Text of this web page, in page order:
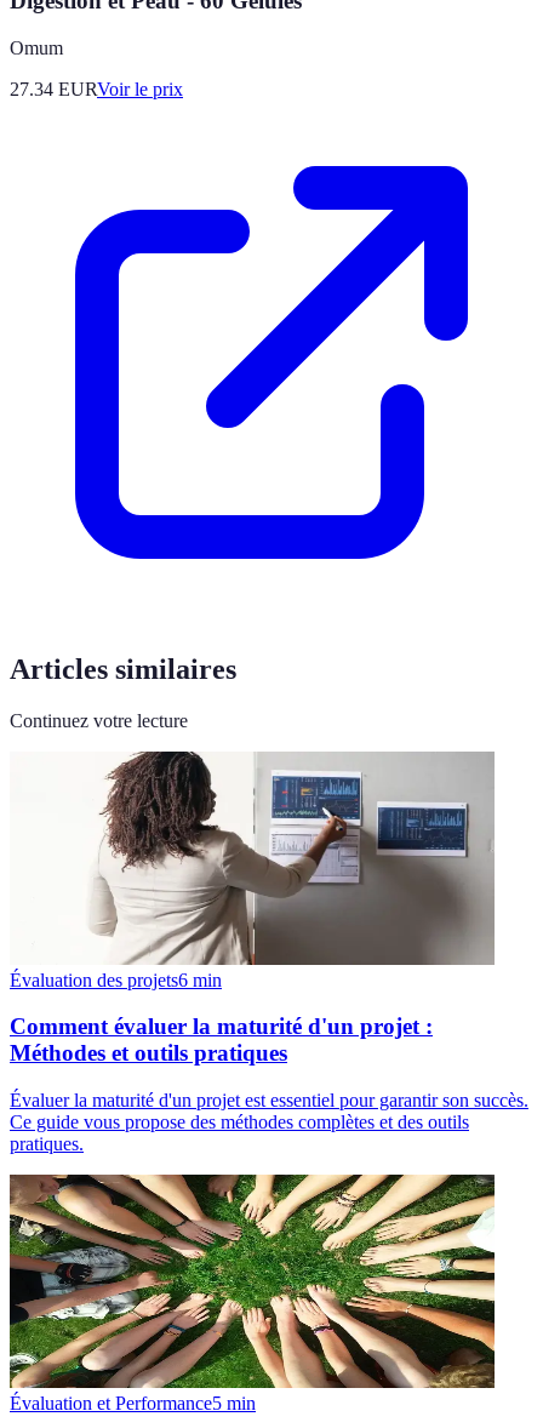
Omum
27.34 EURVoir le prix
Articles similaires
Continuez votre lecture
Évaluation des projets6 min
Comment évaluer la maturité d'un projet :
Méthodes et outils pratiques
Évaluer la maturité d'un projet est essentiel pour garantir son succès.
Ce guide vous propose des méthodes complètes et des outils
pratiques.
Évaluation et Performance5 min